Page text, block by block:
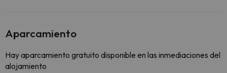
Aparcamiento
Hay aparcamiento gratuito disponible en las inmediaciones del
alojamiento